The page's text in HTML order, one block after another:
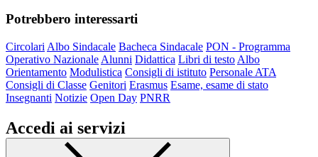
Potrebbero interessarti
Circolari Albo Sindacale Bacheca Sindacale PON - Programma
Operativo Nazionale Alunni Didattica Libri di testo Albo
Orientamento Modulistica Consigli di istituto Personale ATA
Consigli di Classe Genitori Erasmus Esame, esame di stato
Insegnanti Notizie Open Day PNRR
Accedi ai servizi